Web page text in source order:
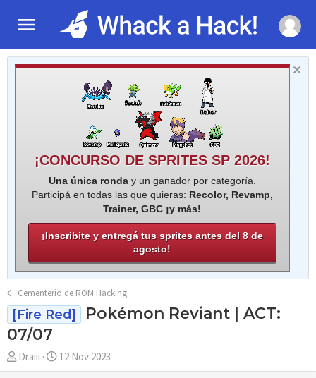
¡CONCURSO DE SPRITES SP 2026!
Una única ronday un ganador por categoría.
Participá en todas las que quieras: Recolor, Revamp,
Trainer, GBC ¡y más!
¡Inscribite y entregá tus sprites antes del 8 de
agosto!
Cementerio de ROM Hacking
[Fire Red]
Pokémon Reviant | ACT:
07/07
A
u
Draiii
F
e
12 Nov 2023